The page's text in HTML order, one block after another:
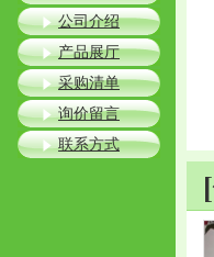
公司介绍
产品展厅
采购清单
询价留言
联系方式